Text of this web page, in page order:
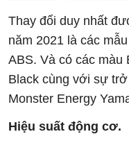
Thay đổi duy nhất
năm 2021 là các
ABS. Và có các màu
Black cùng với sự
Monster Energy
Hiệu suất động cơ.